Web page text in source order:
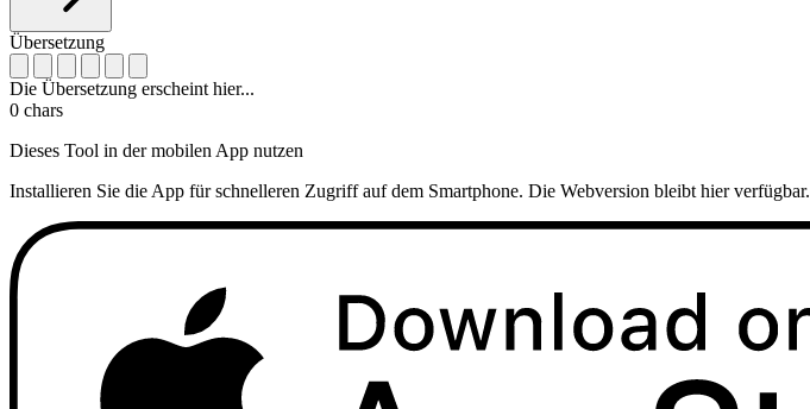
Übersetzung
Die Übersetzung erscheint hier...
0 chars
Dieses Tool in der mobilen App nutzen
Installieren Sie die App für schnelleren Zugriff auf dem Smartphone. Die Webversion bleibt hier verfügbar.